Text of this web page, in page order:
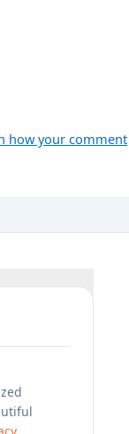
how your comment